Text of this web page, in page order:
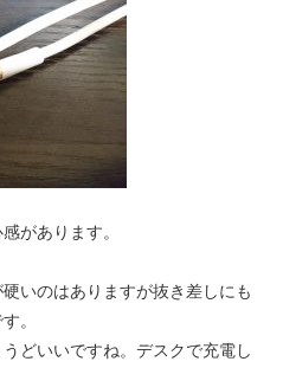
があります。
いのはありますが抜き差しにも
。
どいいですね。デスクで充電し